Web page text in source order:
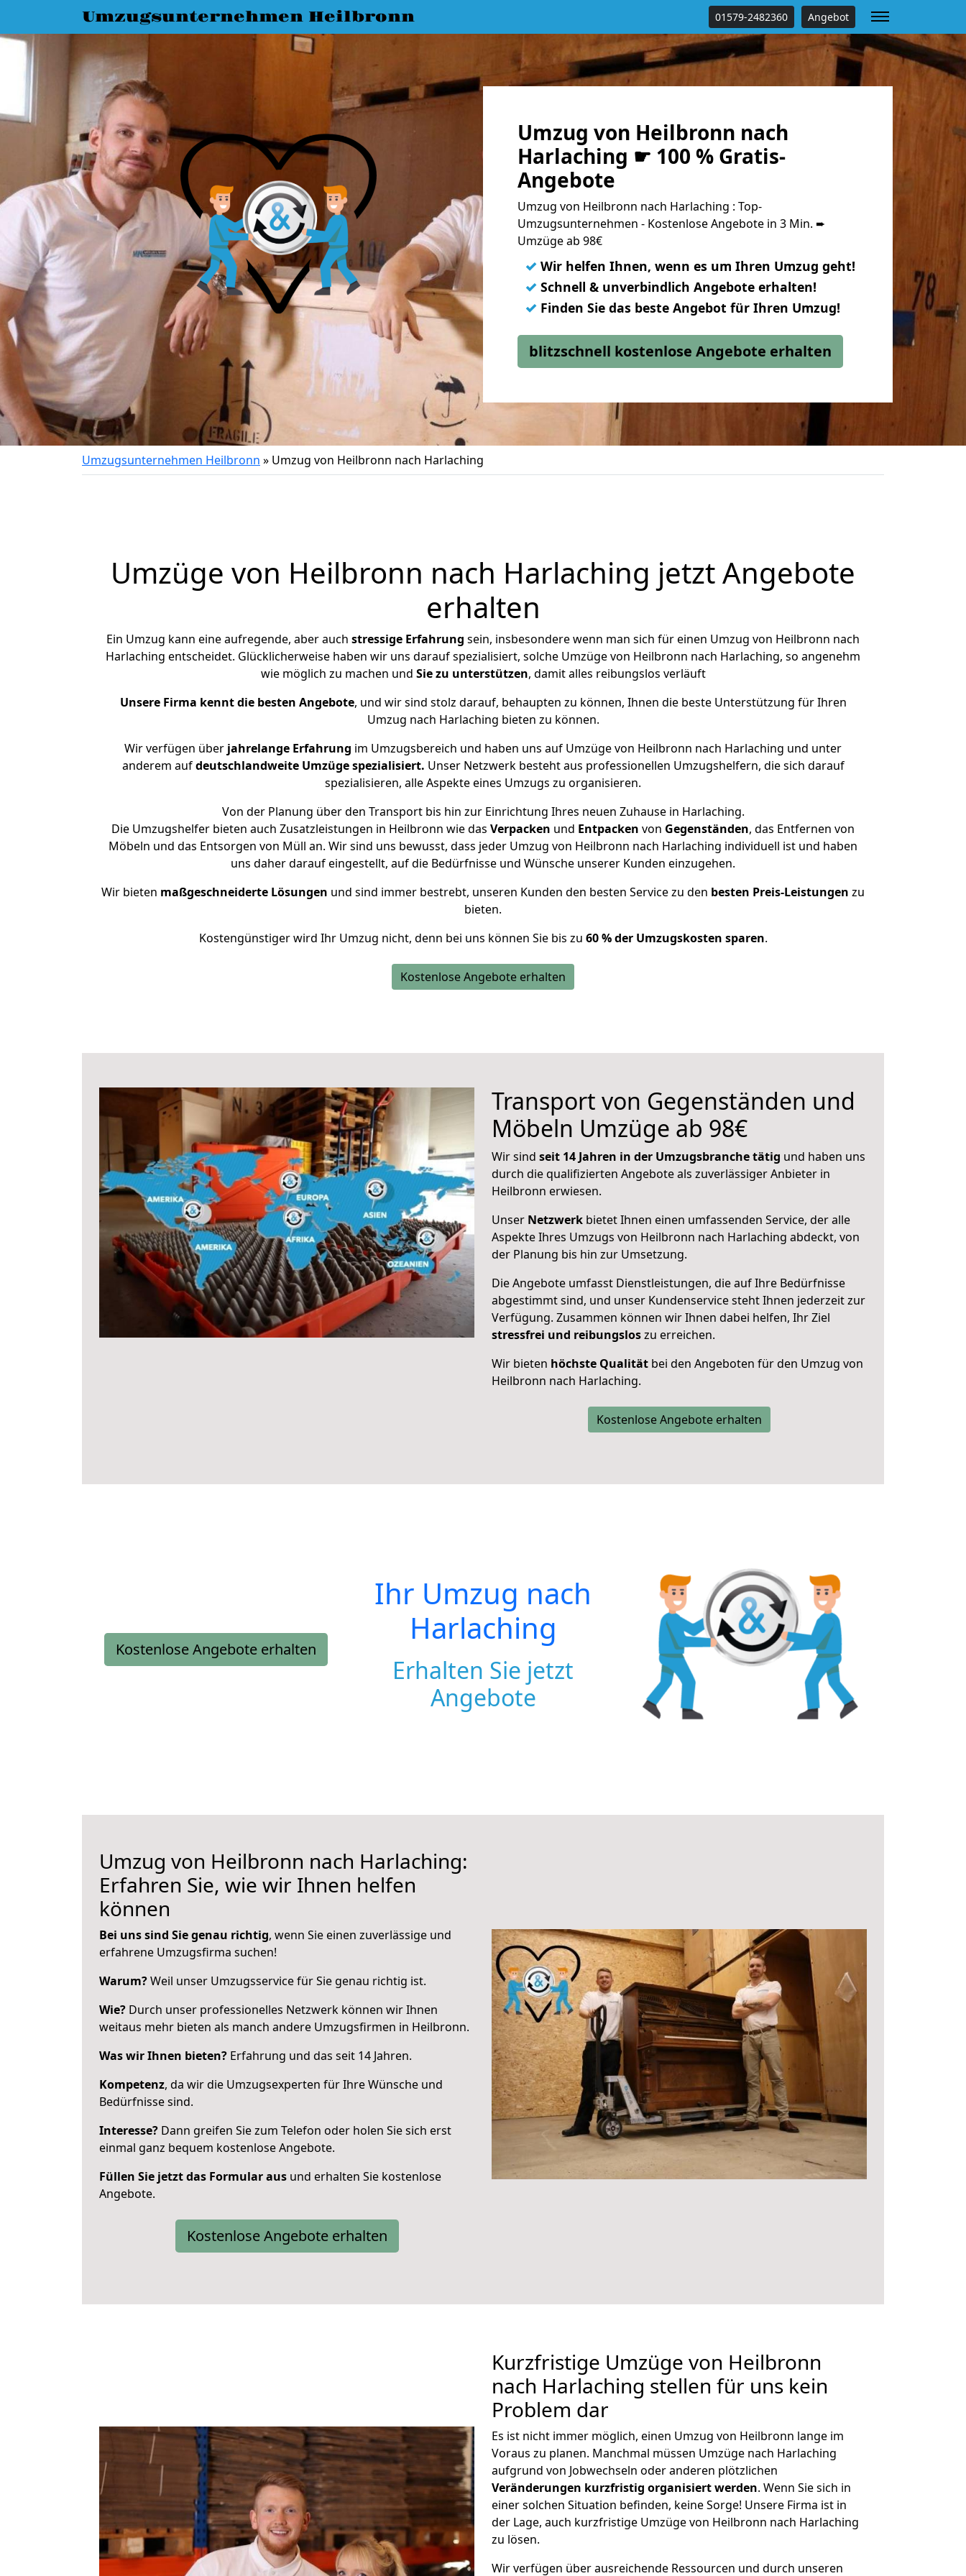
Umzugsunternehmen Heilbronn 01579-2482360 Angebot
Umzug von Heilbronn nach
Harlaching ☛ 100 % Gratis-
Angebote
Umzug von Heilbronn nach Harlaching : Top-
Umzugsunternehmen - Kostenlose Angebote in 3 Min. ➨
Umzüge ab 98€
✓ Wir helfen Ihnen, wenn es um Ihren Umzug geht!
✓ Schnell & unverbindlich Angebote erhalten!
✓ Finden Sie das beste Angebot für Ihren Umzug!
blitzschnell kostenlose Angebote erhalten
Umzugsunternehmen Heilbronn » Umzug von Heilbronn nach Harlaching
Umzüge von Heilbronn nach Harlaching jetzt Angebote
erhalten
Ein Umzug kann eine aufregende, aber auch stressige Erfahrung sein, insbesondere wenn man sich für einen Umzug von Heilbronn nach
Harlaching entscheidet. Glücklicherweise haben wir uns darauf spezialisiert, solche Umzüge von Heilbronn nach Harlaching, so angenehm
wie möglich zu machen und Sie zu unterstützen, damit alles reibungslos verläuft
Unsere Firma kennt die besten Angebote, und wir sind stolz darauf, behaupten zu können, Ihnen die beste Unterstützung für Ihren
Umzug nach Harlaching bieten zu können.
Wir verfügen über jahrelange Erfahrung im Umzugsbereich und haben uns auf Umzüge von Heilbronn nach Harlaching und unter
anderem aufdeutschlandweite Umzüge spezialisiert. Unser Netzwerk besteht aus professionellen Umzugshelfern, die sich darauf
spezialisieren, alle Aspekte eines Umzugs zu organisieren.
Von der Planung über den Transport bis hin zur Einrichtung Ihres neuen Zuhause in Harlaching.
Die Umzugshelfer bieten auch Zusatzleistungen in Heilbronn wie das Verpacken und Entpacken von Gegenständen, das Entfernen von
Möbeln und das Entsorgen von Müll an. Wir sind uns bewusst, dass jeder Umzug von Heilbronn nach Harlaching individuell ist und haben
uns daher darauf eingestellt, auf die Bedürfnisse und Wünsche unserer Kunden einzugehen.
Wir bieten maßgeschneiderte Lösungen und sind immer bestrebt, unseren Kunden den besten Service zu den besten Preis-Leistungen zu
bieten.
Kostengünstiger wird Ihr Umzug nicht, denn bei uns können Sie bis zu 60 % der Umzugskosten sparen.
Kostenlose Angebote erhalten
Transport von Gegenständen und
Möbeln Umzüge ab 98€
Wir sind seit 14 Jahren in der Umzugsbranche tätig und haben uns
durch die qualifizierten Angebote als zuverlässiger Anbieter in
Heilbronn erwiesen.
Unser Netzwerk bietet Ihnen einen umfassenden Service, der alle
Aspekte Ihres Umzugs von Heilbronn nach Harlaching abdeckt, von
der Planung bis hin zur Umsetzung.
Die Angebote umfasst Dienstleistungen, die auf Ihre Bedürfnisse
abgestimmt sind, und unser Kundenservice steht Ihnen jederzeit zur
Verfügung. Zusammen können wir Ihnen dabei helfen, Ihr Ziel
stressfrei und reibungsloszu erreichen.
Wir bieten höchste Qualität bei den Angeboten für den Umzug von
Heilbronn nach Harlaching.
Kostenlose Angebote erhalten
Kostenlose Angebote erhalten
Ihr Umzug nach
Harlaching
Erhalten Sie jetzt
Angebote
Umzug von Heilbronn nach Harlaching:
Erfahren Sie, wie wir Ihnen helfen
können
Bei uns sind Sie genau richtig, wenn Sie einen zuverlässige und
erfahrene Umzugsfirma suchen!
Warum?Weil unser Umzugsservice für Sie genau richtig ist.
Wie? Durch unser professionelles Netzwerk können wir Ihnen
weitaus mehr bieten als manch andere Umzugsfirmen in Heilbronn.
Was wir Ihnen bieten? Erfahrung und das seit 14 Jahren.
Kompetenz, da wir die Umzugsexperten für Ihre Wünsche und
Bedürfnisse sind.
Interesse? Dann greifen Sie zum Telefon oder holen Sie sich erst
einmal ganz bequem kostenlose Angebote.
Füllen Sie jetzt das Formular aus und erhalten Sie kostenlose
Angebote.
Kostenlose Angebote erhalten
Kurzfristige Umzüge von Heilbronn
nach Harlaching stellen für uns kein
Problem dar
Es ist nicht immer möglich, einen Umzug von Heilbronn lange im
Voraus zu planen. Manchmal müssen Umzüge nach Harlaching
aufgrund von Jobwechseln oder anderen plötzlichen
Veränderungen kurzfristig organisiert werden. Wenn Sie sich in
einer solchen Situation befinden, keine Sorge! Unsere Firma ist in
der Lage, auch kurzfristige Umzüge von Heilbronn nach Harlaching
zu lösen.
Wir verfügen über ausreichende Ressourcen und durch unseren